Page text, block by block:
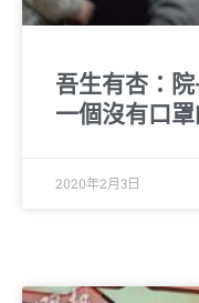
吾生有杏：
一個沒有口
2020年2月3日